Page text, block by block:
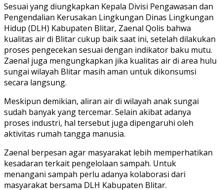
Sesuai yang diungkapkan Kepala Divisi Pengawasan dan
Pengendalian Kerusakan Lingkungan Dinas Lingkungan
Hidup (DLH) Kabupaten Blitar, Zaenal Qolis bahwa
kualitas air di Blitar cukup baik saat ini, setelah dilakukan
proses pengecekan sesuai dengan indikator baku mutu.
Zaenal juga mengungkapkan jika kualitas air di area hulu
sungai wilayah Blitar masih aman untuk dikonsumsi
secara langsung.
Meskipun demikian, aliran air di wilayah anak sungai
sudah banyak yang tercemar. Selain akibat adanya
proses industri, hal tersebut juga dipengaruhi oleh
aktivitas rumah tangga manusia.
Zaenal berpesan agar masyarakat lebih memperhatikan
kesadaran terkait pengelolaan sampah. Untuk
menangani sampah perlu adanya kolaborasi dari
masyarakat bersama DLH Kabupaten Blitar.